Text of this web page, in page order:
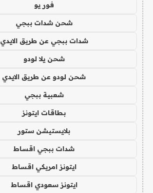
فور يو
شحن شدات ببجي
شدات ببجي عن طريق الايدي
شحن يلا لودو
شحن لودو عن طريق الايدي
شعبية ببجي
بطاقات ايتونز
بلايستيشن ستور
شدات ببجي اقساط
ايتونز امريكي اقساط
ايتونز سعودي اقساط